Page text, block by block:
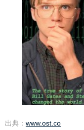
出典： www.ost.co